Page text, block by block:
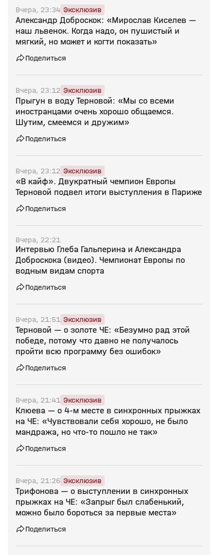
Вчера, 23:34 Эксклюзив
Александр Доброскок: «Мирослав Киселев —
наш львенок. Когда надо, он пушистый и
мягкий, но может и когти показать»
Поделиться
Вчера, 23:12 Эксклюзив
Прыгун в воду Терновой: «Мы со всеми
иностранцами очень хорошо общаемся.
Шутим, смеемся и дружим»
Поделиться
Вчера, 23:12 Эксклюзив
«В кайф». Двукратный чемпион Европы
Терновой подвел итоги выступления в Париже
Поделиться
Вчера, 22:21
Интервью Глеба Гальперина и Александра
Доброскока (видео). Чемпионат Европы по
водным видам спорта
Поделиться
Вчера, 21:51 Эксклюзив
Терновой — о золоте ЧЕ: «Безумно рад этой
победе, потому что давно не получалось
пройти всю программу без ошибок»
Поделиться
Вчера, 21:41 Эксклюзив
Клюева — о 4‑м месте в синхронных прыжках
на ЧЕ: «Чувствовали себя хорошо, не было
мандража, но что‑то пошло не так»
Поделиться
Вчера, 21:26 Эксклюзив
Трифонова — о выступлении в синхронных
прыжках на ЧЕ: «Запрыг был слабенький,
можно было бороться за первые места»
Поделиться